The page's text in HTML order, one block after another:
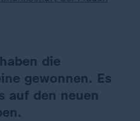
die
gewonnen. Es
auf den neuen